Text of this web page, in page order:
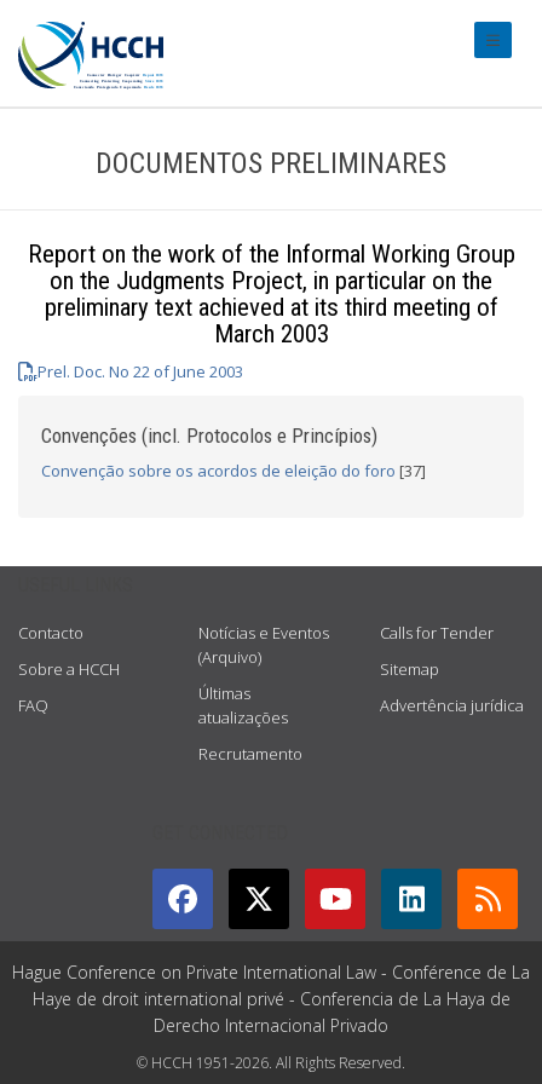
DOCUMENTOS PRELIMINARES
Report on the work of the Informal Working Group
on the Judgments Project, in particular on the
preliminary text achieved at its third meeting of
March 2003
Prel. Doc. No 22 of June 2003
Convenções (incl. Protocolos e Princípios)
Convenção sobre os acordos de eleição do foro [37]
Contacto
Sobre a HCCH
FAQ
Notícias e Eventos
(Arquivo)
Últimas
atualizações
Recrutamento
Calls for Tender
Sitemap
Advertência jurídica
Hague Conference on Private International Law - Conférence de La
Haye de droit international privé - Conferencia de La Haya de
Derecho Internacional Privado
© HCCH 1951-2026. All Rights Reserved.